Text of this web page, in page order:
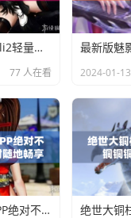
轻巧实用！palipali2轻量版正式发布
77 人在看 2024-01-13
全网首发！这些APP绝对不能错过，让你随时随地畅享成品短视频！